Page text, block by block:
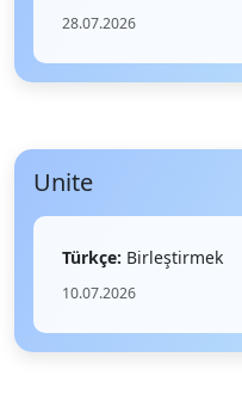
28.07.2026
Unite
Türkçe: Birleştirmek
10.07.2026